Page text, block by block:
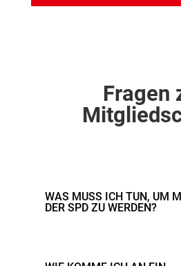
Fragen
WAS MUSS ICH TUN, UM
DER SPD ZU WERDEN?